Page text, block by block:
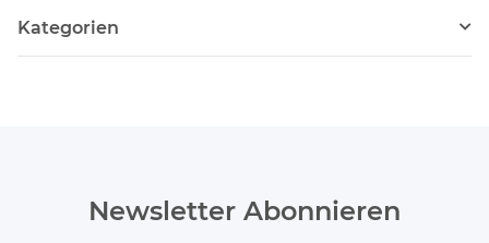
Kategorien
Newsletter Abonnieren